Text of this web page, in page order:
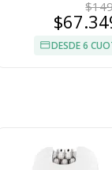
DESDE 6